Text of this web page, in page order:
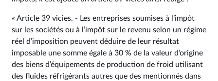
« Article 39 vicies. - Les entreprises soumises à l’impôt
sur les sociétés ou à l’impôt sur le revenu selon un régime
réel d’imposition peuvent déduire de leur résultat
imposable une somme égale à 30 % de la valeur d’origine
des biens d’équipements de production de froid utilisant
des fluides réfrigérants autres que des mentionnés dans